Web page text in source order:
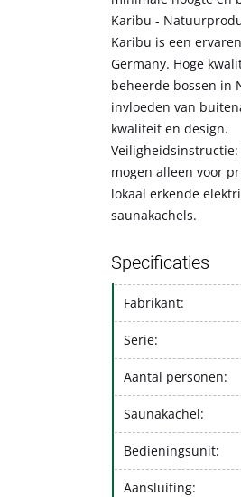
Karibu -
Karibu is een
Germany. Hoge
beheerde bossen in
invloeden van
kwaliteit en design.
mogen alleen voor
lokaal erkende
saunakachels.
Specificaties
Fabrikant:
Serie:
Aantal personen:
Saunakachel:
Bedieningsunit:
Aansluiting: